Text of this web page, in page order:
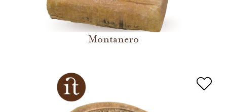
Montanero